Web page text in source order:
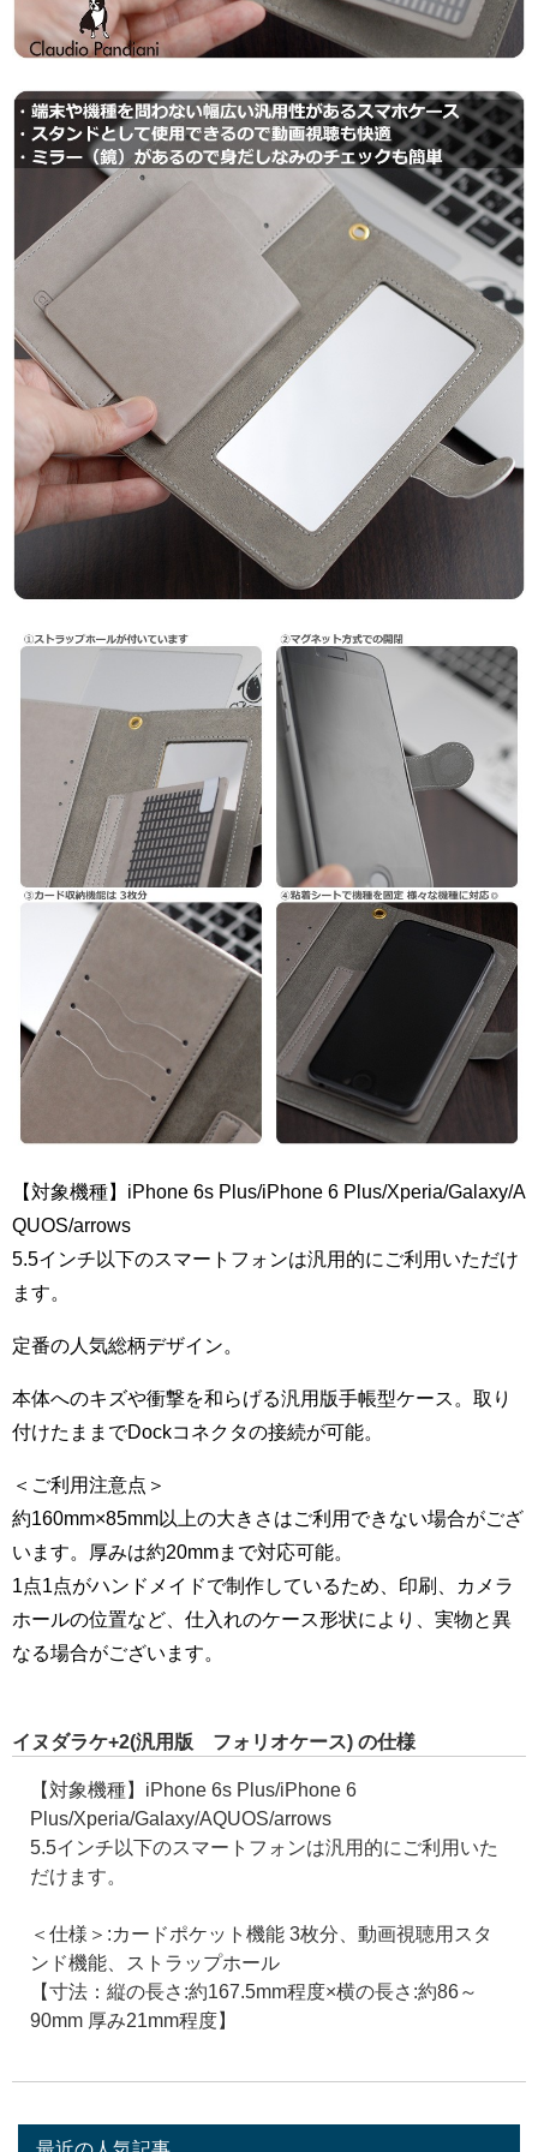
【対象機種】iPhone 6s Plus/iPhone 6 Plus/Xperia/Galaxy/A
QUOS/arrows
5.5インチ以下のスマートフォンは汎用的にご利用いただけ
ます。
定番の人気総柄デザイン。
本体へのキズや衝撃を和らげる汎用版手帳型ケース。取り
付けたままでDockコネクタの接続が可能。
＜ご利用注意点＞
約160mm×85mm以上の大きさはご利用できない場合がござ
います。厚みは約20mmまで対応可能。
1点1点がハンドメイドで制作しているため、印刷、カメラ
ホールの位置など、仕入れのケース形状により、実物と異
なる場合がございます。
イヌダラケ+2(汎用版 フォリオケース) の仕様
【対象機種】iPhone 6s Plus/iPhone 6
Plus/Xperia/Galaxy/AQUOS/arrows
5.5インチ以下のスマートフォンは汎用的にご利用いた
だけます。
＜仕様＞:カードポケット機能 3枚分、動画視聴用スタ
ンド機能、ストラップホール
【寸法：縦の長さ:約167.5mm程度×横の長さ:約86～
90mm 厚み21mm程度】